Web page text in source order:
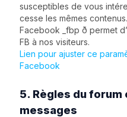
susceptibles de vous
cesse les mêmes contenus.
Facebook _fbp ð permet
FB à nos visiteurs.
Lien pour ajuster ce
Facebook
5. Règles du
messages